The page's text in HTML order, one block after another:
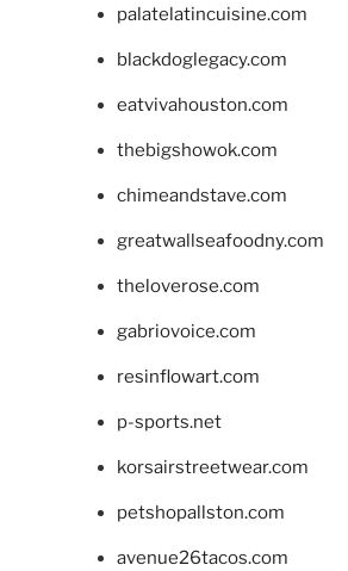
palatelatincuisine.com
blackdoglegacy.com
eatvivahouston.com
thebigshowok.com
chimeandstave.com
greatwallseafoodny.com
theloverose.com
gabriovoice.com
resinflowart.com
p-sports.net
korsairstreetwear.com
petshopallston.com
avenue26tacos.com